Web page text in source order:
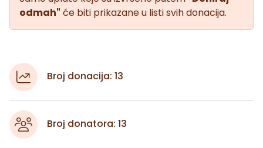
odmah" će biti prikazane u listi svih donacija.
Broj donacija: 13
Broj donatora: 13